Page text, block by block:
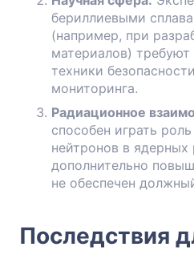
бериллиевыми
(например, при
материалов)
техники
мониторинга.
Радиационное
способен играть
нейтронов в ядерных
дополнительно
не обеспечен
Последствия